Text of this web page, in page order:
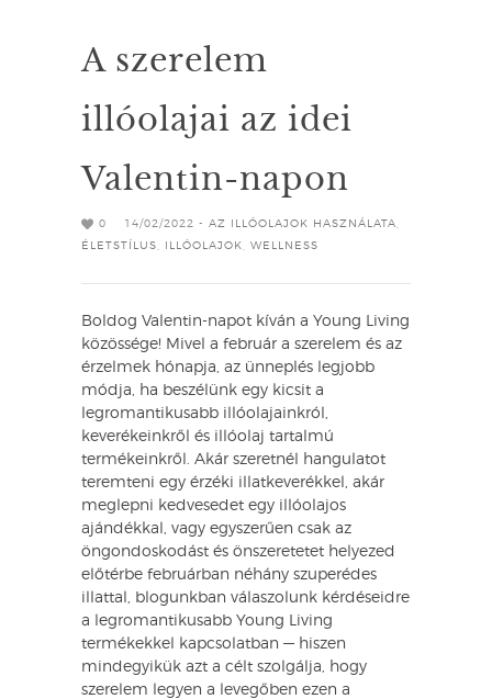
A szerelem
illóolajai az idei
Valentin-napon
0 14/02/2022 - AZ ILLÓOLAJOK HASZNÁLATA
ÉLETSTÍLUS
ILLÓOLAJOK WELLNESS
Boldog Valentin-napot kíván a Young Living
közössége! Mivel a február a szerelem és az
érzelmek hónapja, az ünneplés legjobb
módja, ha beszélünk egy kicsit a
legromantikusabb illóolajainkról,
keverékeinkről és illóolaj tartalmú
termékeinkről. Akár szeretnél hangulatot
teremteni egy érzéki illatkeverékkel, akár
meglepni kedvesedet egy illóolajos
ajándékkal, vagy egyszerűen csak az
öngondoskodást és önszeretetet helyezed
előtérbe februárban néhány szuperédes
illattal, blogunkban válaszolunk kérdéseidre
a legromantikusabb Young Living
termékekkel kapcsolatban — hiszen
mindegyikük azt a célt szolgálja, hogy
szerelem legyen a levegőben ezen a